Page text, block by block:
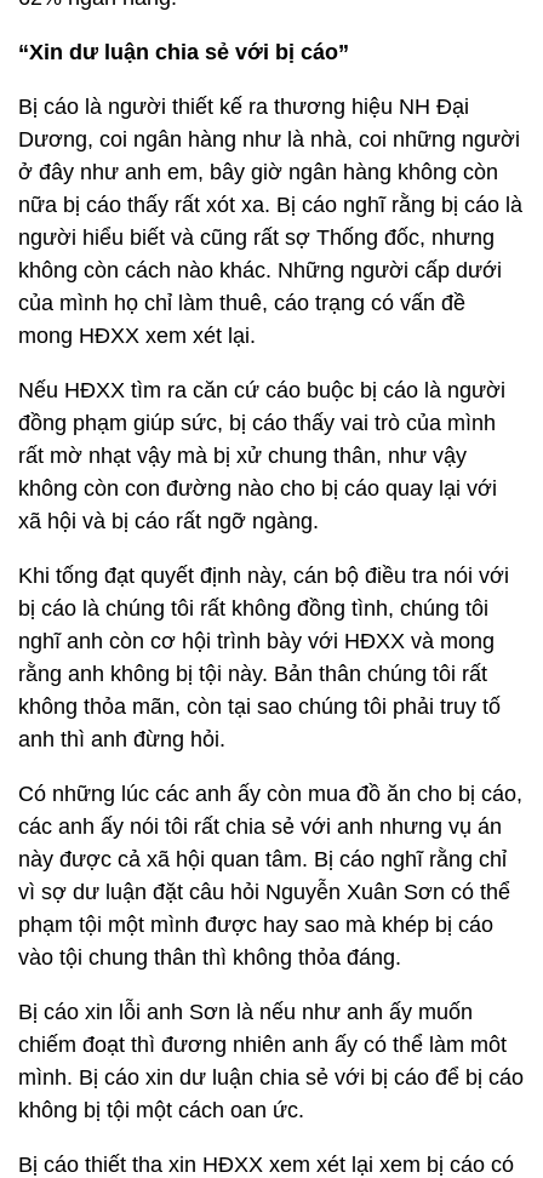
“Xin dư luận chia sẻ với bị cáo”
Bị cáo là người thiết kế ra thương hiệu NH Đại
Dương, coi ngân hàng như là nhà, coi những người
ở đây như anh em, bây giờ ngân hàng không còn
nữa bị cáo thấy rất xót xa. Bị cáo nghĩ rằng bị cáo là
người hiểu biết và cũng rất sợ Thống đốc, nhưng
không còn cách nào khác. Những người cấp dưới
của mình họ chỉ làm thuê, cáo trạng có vấn đề
mong HĐXX xem xét lại.
Nếu HĐXX tìm ra căn cứ cáo buộc bị cáo là người
đồng phạm giúp sức, bị cáo thấy vai trò của mình
rất mờ nhạt vậy mà bị xử chung thân, như vậy
không còn con đường nào cho bị cáo quay lại với
xã hội và bị cáo rất ngỡ ngàng.
Khi tống đạt quyết định này, cán bộ điều tra nói với
bị cáo là chúng tôi rất không đồng tình, chúng tôi
nghĩ anh còn cơ hội trình bày với HĐXX và mong
rằng anh không bị tội này. Bản thân chúng tôi rất
không thỏa mãn, còn tại sao chúng tôi phải truy tố
anh thì anh đừng hỏi.
Có những lúc các anh ấy còn mua đồ ăn cho bị cáo,
các anh ấy nói tôi rất chia sẻ với anh nhưng vụ án
này được cả xã hội quan tâm. Bị cáo nghĩ rằng chỉ
vì sợ dư luận đặt câu hỏi Nguyễn Xuân Sơn có thể
phạm tội một mình được hay sao mà khép bị cáo
vào tội chung thân thì không thỏa đáng.
Bị cáo xin lỗi anh Sơn là nếu như anh ấy muốn
chiếm đoạt thì đương nhiên anh ấy có thể làm môt
mình. Bị cáo xin dư luận chia sẻ với bị cáo để bị cáo
không bị tội một cách oan ức.
Bị cáo thiết tha xin HĐXX xem xét lại xem bị cáo có